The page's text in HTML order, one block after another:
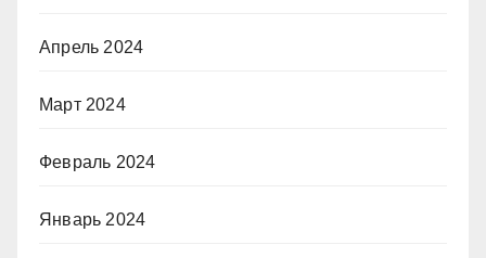
Апрель 2024
Март 2024
Февраль 2024
Январь 2024